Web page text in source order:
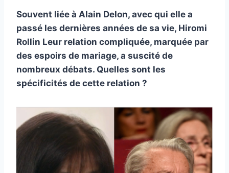
Souvent liée à Alain Delon, avec qui elle a
passé les dernières années de sa vie, Hiromi
Rollin Leur relation compliquée, marquée par
des espoirs de mariage, a suscité de
nombreux débats. Quelles sont les
spécificités de cette relation ?